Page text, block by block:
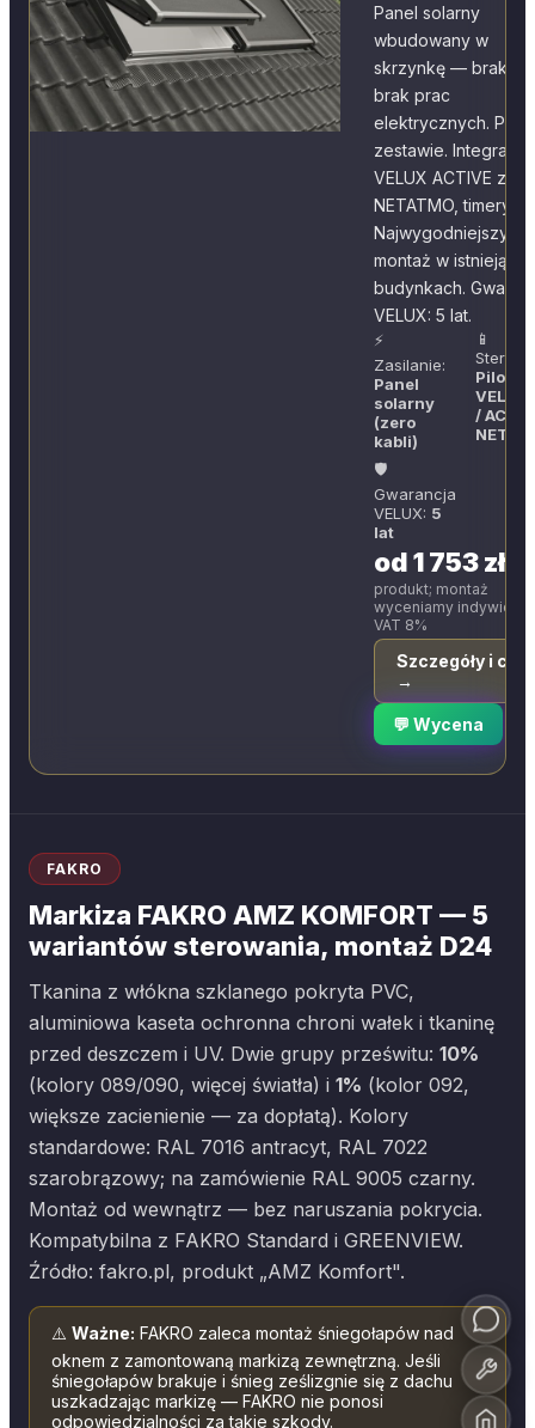
Panel solarny
wbudowany w
skrzynkę — brak
brak prac
elektrycznych. Pilot
zestawie. Integracja
VELUX ACTIVE z
NETATMO, timery.
Najwygodniejszy
montaż w
budynkach.
VELUX: 5 lat.
⚡
Zasilanie:
Panel
solarny
(zero
kabli)
📱
Pilot /
VELUX
/
🛡
Gwarancja
VELUX: 5
lat
od 1 753 zł
produkt; montaż
wyceniamy
VAT 8%
Szczegóły i
→
💬 Wycena
FAKRO
Markiza FAKRO AMZ KOMFORT — 5
wariantów sterowania, montaż D24
Tkanina z włókna szklanego pokryta PVC,
aluminiowa kaseta ochronna chroni wałek i tkaninę
przed deszczem i UV. Dwie grupy prześwitu: 10%
(kolory 089/090, więcej światła) i 1% (kolor 092,
większe zacienienie — za dopłatą). Kolory
standardowe: RAL 7016 antracyt, RAL 7022
szarobrązowy; na zamówienie RAL 9005 czarny.
Montaż od wewnątrz — bez naruszania pokrycia.
Kompatybilna z FAKRO Standard i GREENVIEW.
Źródło: fakro.pl, produkt „AMZ Komfort".
⚠️ Ważne: FAKRO zaleca montaż śniegołapów nad
oknem z zamontowaną markizą zewnętrzną. Jeśli
śniegołapów brakuje i śnieg ześlizgnie się z dachu
uszkadzając markizę — FAKRO nie ponosi
odpowiedzialności za takie szkody.